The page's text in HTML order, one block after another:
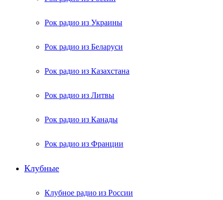
Рок радио из Украины
Рок радио из Беларуси
Рок радио из Казахстана
Рок радио из Литвы
Рок радио из Канады
Рок радио из Франции
Клубные
Клубное радио из России